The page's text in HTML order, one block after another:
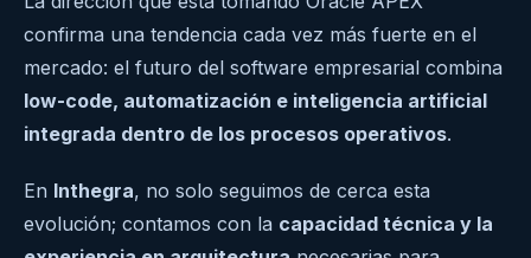
confirma una tendencia cada vez más fuerte en el
mercado: el futuro del software empresarial combina
low-code, automatización e inteligencia artificial
integrada dentro de los procesos operativos.
En Inthegra, no solo seguimos de cerca esta
evolución; contamos con la capacidad técnica y la